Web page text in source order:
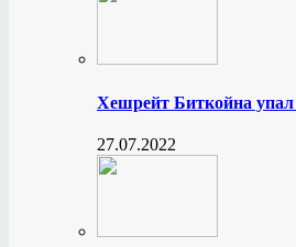
Хешрейт Биткойна упал
27.07.2022